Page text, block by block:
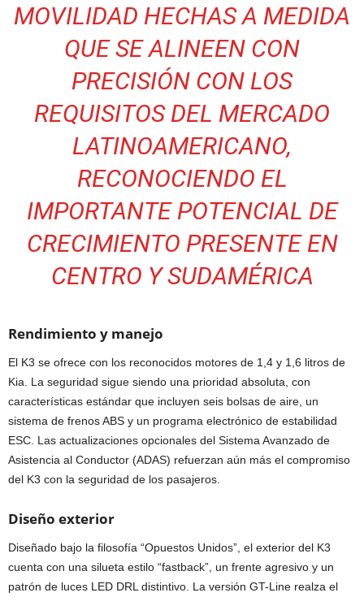
MOVILIDAD HECHAS A MEDIDA
QUE SE ALINEEN CON
PRECISIÓN CON LOS
REQUISITOS DEL MERCADO
LATINOAMERICANO,
RECONOCIENDO EL
IMPORTANTE POTENCIAL DE
CRECIMIENTO PRESENTE EN
CENTRO Y SUDAMÉRICA
Rendimiento y manejo
El K3 se ofrece con los reconocidos motores de 1,4 y 1,6 litros de
Kia. La seguridad sigue siendo una prioridad absoluta, con
características estándar que incluyen seis bolsas de aire, un
sistema de frenos ABS y un programa electrónico de estabilidad
ESC. Las actualizaciones opcionales del Sistema Avanzado de
Asistencia al Conductor (ADAS) refuerzan aún más el compromiso
del K3 con la seguridad de los pasajeros.
Diseño exterior
Diseñado bajo la filosofía “Opuestos Unidos”, el exterior del K3
cuenta con una silueta estilo “fastback”, un frente agresivo y un
patrón de luces LED DRL distintivo. La versión GT-Line realza el